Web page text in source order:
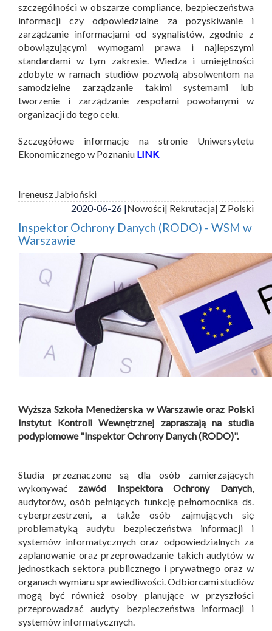
szczególności w obszarze compliance, bezpieczeństwa
informacji czy odpowiedzialne za pozyskiwanie i
zarządzanie informacjami od sygnalistów, zgodnie z
obowiązującymi wymogami prawa i najlepszymi
standardami w tym zakresie. Wiedza i umiejętności
zdobyte w ramach studiów pozwolą absolwentom na
samodzielne zarządzanie takimi systemami lub
tworzenie i zarządzanie zespołami powołanymi w
organizacji do tego celu.
Szczegółowe informacje na stronie Uniwersytetu
Ekonomicznego w Poznaniu LINK
Ireneusz Jabłoński
2020-06-26 |Nowości| Rekrutacja| Z Polski
Inspektor Ochrony Danych (RODO) - WSM w
Warszawie
Wyższa Szkoła Menedżerska w Warszawie oraz Polski
Instytut Kontroli Wewnętrznej zapraszają na studia
podyplomowe "Inspektor Ochrony Danych (RODO)".
Studia przeznaczone są dla osób zamierzających
wykonywać zawód Inspektora Ochrony Danych
audytorów, osób pełniących funkcję pełnomocnika ds.
cyberprzestrzeni, a także osób zajmujących się
problematyką audytu bezpieczeństwa informacji i
systemów informatycznych oraz odpowiedzialnych za
zaplanowanie oraz przeprowadzanie takich audytów w
jednostkach sektora publicznego i prywatnego oraz w
organach wymiaru sprawiedliwości. Odbiorcami studiów
mogą być również osoby planujące w przyszłości
przeprowadzać audyty bezpieczeństwa informacji i
systemów informatycznych.